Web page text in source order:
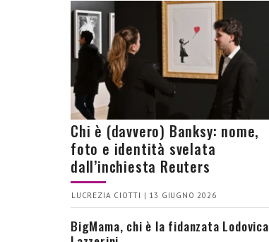
Chi è (davvero) Banksy: nome,
foto e identità svelata
dall’inchiesta Reuters
LUCREZIA CIOTTI | 13 GIUGNO 2026
BigMama, chi è la fidanzata Lodovica